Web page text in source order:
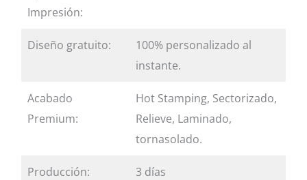
Impresión:
Diseño gratuito:
100% personalizado al
instante.
Acabado
Premium:
Hot Stamping, Sectorizado,
Relieve, Laminado,
tornasolado.
Producción: 3 días